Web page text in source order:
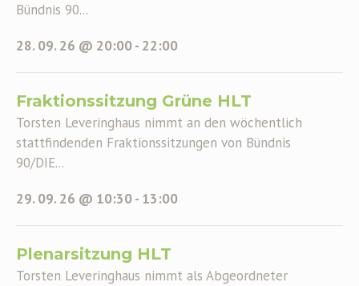
Bündnis 90...
28. 09. 26 @ 20:00- 22:00
Fraktionssitzung Grüne HLT
Torsten Leveringhaus nimmt an den wöchentlich
stattfindenden Fraktionssitzungen von Bündnis
90/DIE...
29. 09. 26 @ 10:30- 13:00
Plenarsitzung HLT
Torsten Leveringhaus nimmt als Abgeordneter